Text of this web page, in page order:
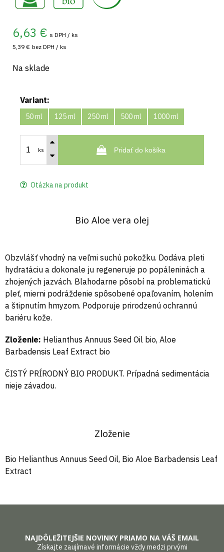
6,63 € s DPH / ks
5,39 € bez DPH / ks
Na sklade
Variant:
50 ml 125 ml 250 ml 500 ml 1000 ml
ks Pridať do košíka
Otázka na produkt
Bio Aloe vera olej
Obzvlášť vhodný na veľmi suchú pokožku. Dodáva pleti
hydratáciu a dokonale ju regeneruje po popáleninách a
zhojených jazvách. Blahodarne pôsobí na problematickú
pleť, mierni podráždenie spôsobené opaľovaním, holením
a štipnutím hmyzom. Podporuje prirodzenú ochrannú
bariéru kože.
Zloženie: Helianthus Annuus Seed Oil bio, Aloe
Barbadensis Leaf Extract bio
ČISTÝ PRÍRODNÝ BIO PRODUKT. Prípadná sedimentácia
nieje závadou.
Zloženie
Bio Helianthus Annuus Seed Oil, Bio Aloe Barbadensis Leaf
Extract
NAJDÔLEŽITEJŠIE NOVINKY PRIAMO NA VÁŠ EMAIL
Získajte zaujímavé informácie vždy medzi prvými